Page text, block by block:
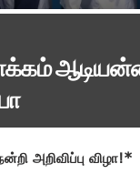
அறிவிப்பு விழா!*